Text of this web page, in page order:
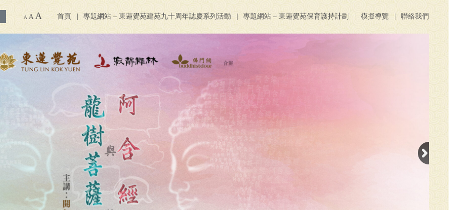
首頁 專題網站 – 東蓮覺苑建苑九十周年誌慶系列活動 專題網站 – 東蓮覺苑保育護持計劃 模擬導覽 聯絡我們
A A A